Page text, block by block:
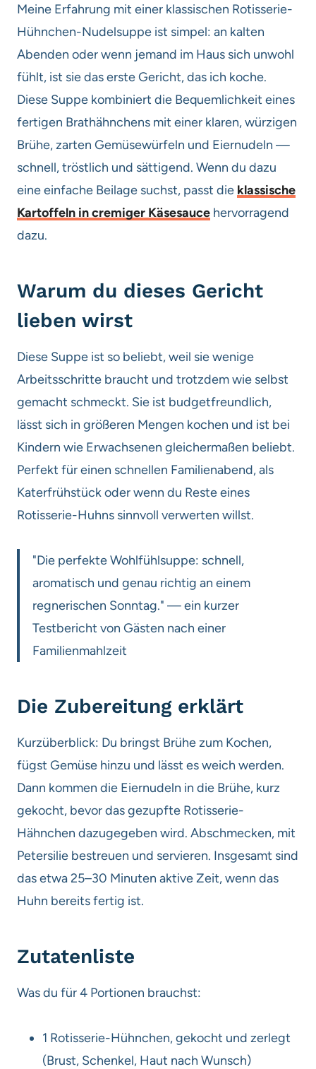
Meine Erfahrung mit einer klassischen Rotisserie-
Hühnchen-Nudelsuppe ist simpel: an kalten
Abenden oder wenn jemand im Haus sich unwohl
fühlt, ist sie das erste Gericht, das ich koche.
Diese Suppe kombiniert die Bequemlichkeit eines
fertigen Brathähnchens mit einer klaren, würzigen
Brühe, zarten Gemüsewürfeln und Eiernudeln —
schnell, tröstlich und sättigend. Wenn du dazu
eine einfache Beilage suchst, passt die klassische
Kartoffeln in cremiger Käsesauce hervorragend
dazu.
Warum du dieses Gericht
lieben wirst
Diese Suppe ist so beliebt, weil sie wenige
Arbeitsschritte braucht und trotzdem wie selbst
gemacht schmeckt. Sie ist budgetfreundlich,
lässt sich in größeren Mengen kochen und ist bei
Kindern wie Erwachsenen gleichermaßen beliebt.
Perfekt für einen schnellen Familienabend, als
Katerfrühstück oder wenn du Reste eines
Rotisserie-Huhns sinnvoll verwerten willst.
"Die perfekte Wohlfühlsuppe: schnell,
aromatisch und genau richtig an einem
regnerischen Sonntag." — ein kurzer
Testbericht von Gästen nach einer
Familienmahlzeit
Die Zubereitung erklärt
Kurzüberblick: Du bringst Brühe zum Kochen,
fügst Gemüse hinzu und lässt es weich werden.
Dann kommen die Eiernudeln in die Brühe, kurz
gekocht, bevor das gezupfte Rotisserie-
Hähnchen dazugegeben wird. Abschmecken, mit
Petersilie bestreuen und servieren. Insgesamt sind
das etwa 25–30 Minuten aktive Zeit, wenn das
Huhn bereits fertig ist.
Zutatenliste
Was du für 4 Portionen brauchst:
1 Rotisserie-Hühnchen, gekocht und zerlegt
(Brust, Schenkel, Haut nach Wunsch)